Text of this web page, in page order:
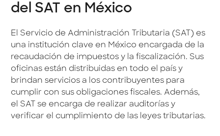
del SAT en México
El Servicio de Administración Tributaria (SAT) es
una institución clave en México encargada de la
recaudación de impuestos y la fiscalización. Sus
oficinas están distribuidas en todo el país y
brindan servicios a los contribuyentes para
cumplir con sus obligaciones fiscales. Además,
el SAT se encarga de realizar auditorías y
verificar el cumplimiento de las leyes tributarias.